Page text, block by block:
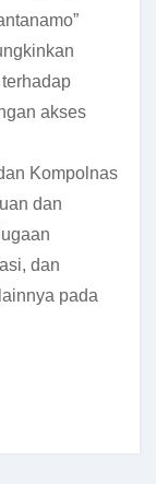
akses
Kompolnas
dan
dan
pada